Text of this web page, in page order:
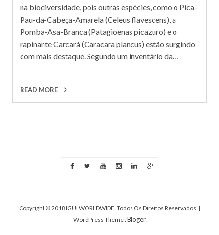
na biodiversidade, pois outras espécies, como o Pica-
Pau-da-Cabeça-Amarela (Celeus flavescens), a
Pomba-Asa-Branca (Patagioenas picazuro) e o
rapinante Carcará (Caracara plancus) estão surgindo
com mais destaque. Segundo um inventário da…
READ MORE
Copyright © 2018 IGUi WORLDWIDE. Todos Os Direitos Reservados. |
WordPress Theme :Bloger